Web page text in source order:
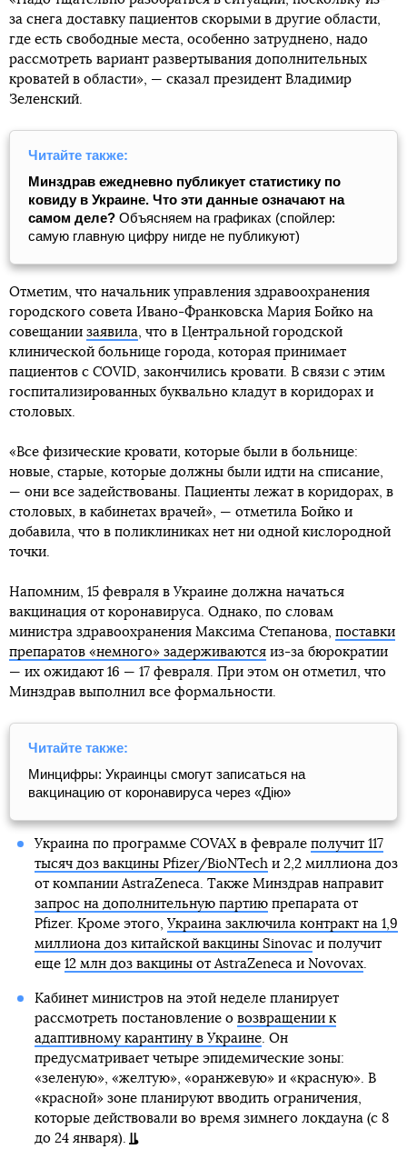
за снега доставку пациентов скорыми в другие области,
где есть свободные места, особенно затруднено, надо
рассмотреть вариант развертывания дополнительных
кроватей в области», — сказал президент Владимир
Зеленский.
Читайте также:
Минздрав ежедневно публикует статистику по
ковиду в Украине. Что эти данные означают на
самом деле? Объясняем на графиках (спойлер:
самую главную цифру нигде не публикуют)
Отметим, что начальник управления здравоохранения
городского совета Ивано-Франковска Мария Бойко на
совещании заявила, что в Центральной городской
клинической больнице города, которая принимает
пациентов с COVID, закончились кровати. В связи с этим
госпитализированных буквально кладут в коридорах и
столовых.
«Все физические кровати, которые были в больнице:
новые, старые, которые должны были идти на списание,
— они все задействованы. Пациенты лежат в коридорах, в
столовых, в кабинетах врачей», — отметила Бойко и
добавила, что в поликлиниках нет ни одной кислородной
точки.
Напомним, 15 февраля в Украине должна начаться
вакцинация от коронавируса. Однако, по словам
министра здравоохранения Максима Степанова, поставки
препаратов «немного» задерживаются из-за бюрократии
— их ожидают 16 — 17 февраля. При этом он отметил, что
Минздрав выполнил все формальности.
Читайте также:
Минцифры: Украинцы смогут записаться на
вакцинацию от коронавируса через «Дію»
Украина по программе COVAX в феврале получит 117
тысяч доз вакцины Pfizer/BioNTechи 2,2 миллиона доз
от компании AstraZeneca. Также Минздрав направит
запрос на дополнительную партиюпрепарата от
Pfizer. Кроме этого, Украина заключила контракт на 1,9
миллиона доз китайской вакцины Sinovacи получит
еще 12 млн доз вакцины от AstraZeneca и Novovax.
Кабинет министров на этой неделе планирует
рассмотреть постановление о возвращении к
адаптивному карантину в Украине. Он
предусматривает четыре эпидемические зоны:
«зеленую», «желтую», «оранжевую» и «красную». В
«красной» зоне планируют вводить ограничения,
которые действовали во время зимнего локдауна (с 8
до 24 января).